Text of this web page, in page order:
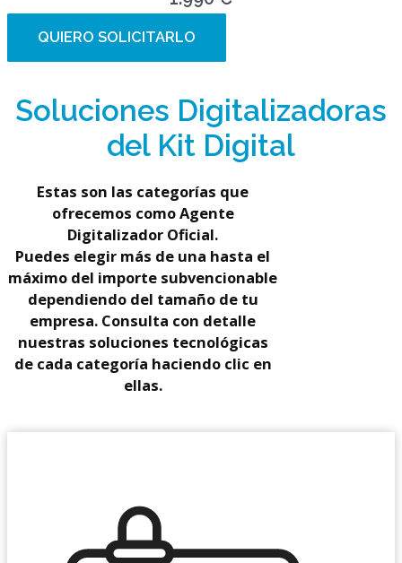
QUIERO SOLICITARLO
Soluciones Digitalizadoras
del Kit Digital
Estas son las categorías que
ofrecemos como Agente
Digitalizador Oficial.
Puedes elegir más de una hasta el
máximo del importe subvencionable
dependiendo del tamaño de tu
empresa. Consulta con detalle
nuestras soluciones tecnológicas
de cada categoría haciendo clic en
ellas.